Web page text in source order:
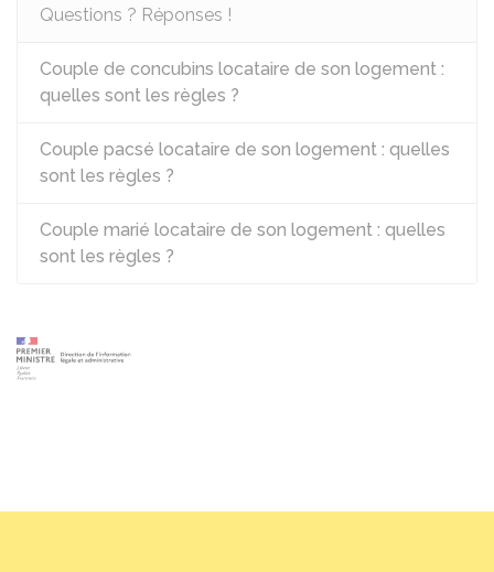
Questions ? Réponses !
Couple de concubins locataire de son logement :
quelles sont les règles ?
Couple pacsé locataire de son logement : quelles
sont les règles ?
Couple marié locataire de son logement : quelles
sont les règles ?